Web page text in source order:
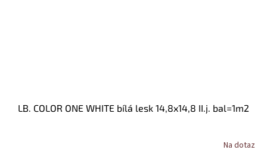
LB. COLOR ONE WHITE bílá lesk 14,8x14,8 II.j. bal=1m2
Na dotaz